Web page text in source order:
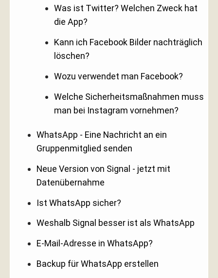
Was ist Twitter? Welchen Zweck hat
die App?
Kann ich Facebook Bilder nachträglich
löschen?
Wozu verwendet man Facebook?
Welche Sicherheitsmaßnahmen muss
man bei Instagram vornehmen?
WhatsApp - Eine Nachricht an ein
Gruppenmitglied senden
Neue Version von Signal - jetzt mit
Datenübernahme
Ist WhatsApp sicher?
Weshalb Signal besser ist als WhatsApp
E-Mail-Adresse in WhatsApp?
Backup für WhatsApp erstellen